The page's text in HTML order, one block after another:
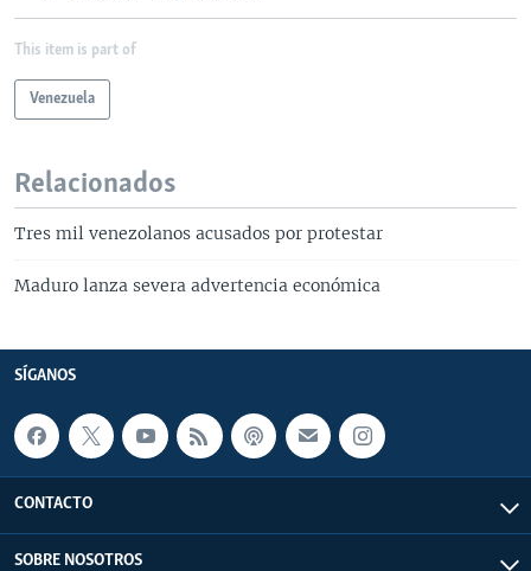
This item is part of
Venezuela
Relacionados
Tres mil venezolanos acusados por protestar
Maduro lanza severa advertencia económica
SÍGANOS
CONTACTO
SOBRE NOSOTROS